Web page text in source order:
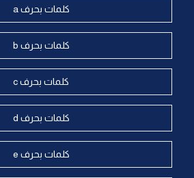
كلمات بحرف a
كلمات بحرف b
كلمات بحرف c
كلمات بحرف d
كلمات بحرف e